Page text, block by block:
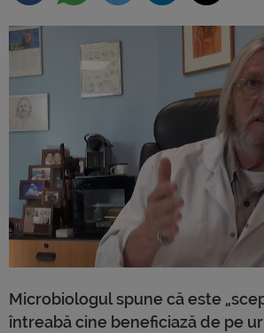
Microbiologul spune că este
întreabă cine beneficiază de pe